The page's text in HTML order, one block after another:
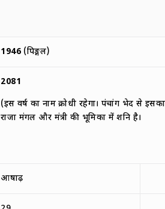
1946(पिङ्गल)
2081
(इस वर्ष का नाम क्रोधी रहेगा। पंचांग भेद से
राजा मंगल और मंत्री की भूमिका में शनि है।
आषाढ़